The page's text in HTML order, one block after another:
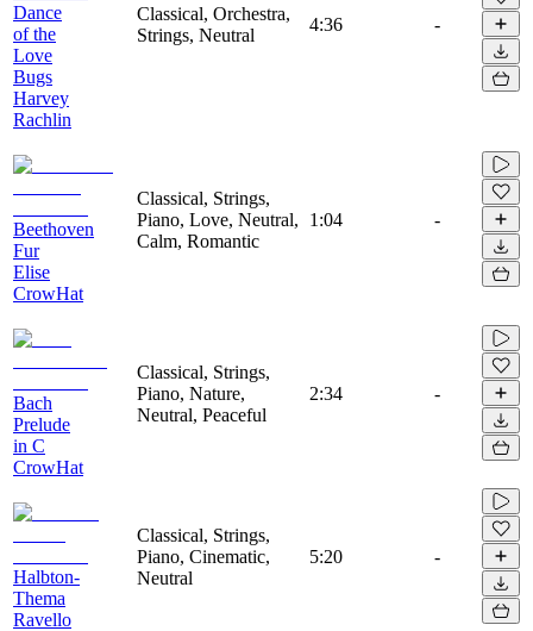
Dance
of the
Love
Bugs
Harvey
Rachlin
Classical, Orchestra,
Strings, Neutral
4:36 -
Beethoven
Fur
Elise
CrowHat
Classical, Strings,
Piano, Love, Neutral,
Calm, Romantic
1:04 -
Bach
Prelude
in C
CrowHat
Classical, Strings,
Piano, Nature,
Neutral, Peaceful
2:34 -
Halbton-
Thema
Ravello
Classical, Strings,
Piano, Cinematic,
Neutral
5:20 -